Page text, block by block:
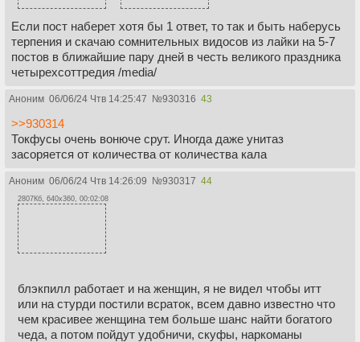
Если пост наберет хотя бы 1 ответ, то так и быть наберусь
терпения и скачаю сомнительных видосов из лайки на 5-7
постов в ближайшие пару дней в честь великого праздника
четырехсоттредия /media/
Аноним 06/06/24 Чтв 14:25:47 №930316 43
>>930314
Токфусы очень вонюче срут. Иногда даже унитаз
засоряется от количества от количества кала
Аноним 06/06/24 Чтв 14:26:09 №930317 44
2807Кб, 640x360, 00:02:08
блэкпилл работает и на женщин, я не видел чтобы итт
или на стурди постили всраток, всем давно известно что
чем красивее женщина тем больше шанс найти богатого
чеда, а потом пойдут удобничи, скуфы, наркоманы